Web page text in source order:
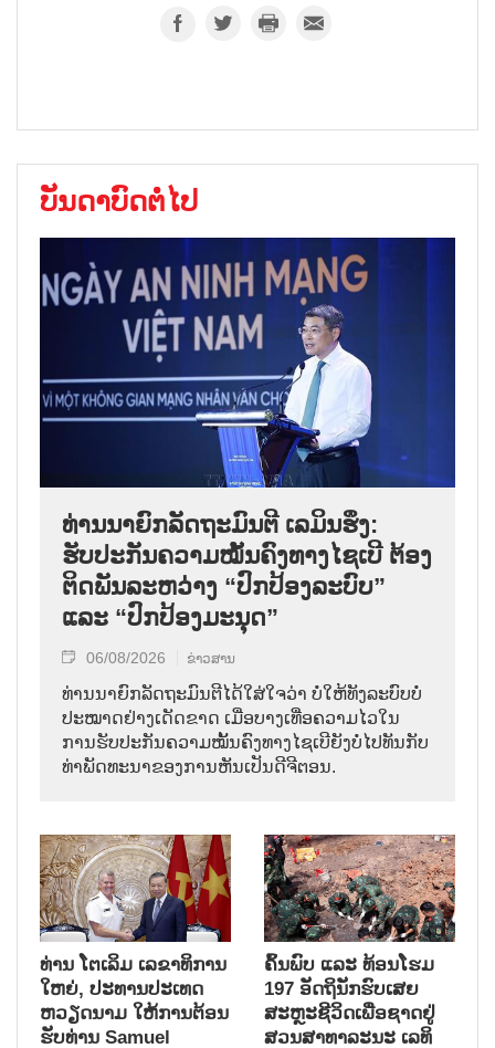
ບັນດາບົດຕໍ່ໄປ
ທ່ານນາຍົກລັດຖະມົນຕີ ເລມິນຮຶງ:
ຮັບປະກັນຄວາມໝັ້ນຄົງທາງໄຊເບີ ຕ້ອງ
ຕິດພັນລະຫວ່າງ “ປົກປ້ອງລະບົບ”
ແລະ “ປົກປ້ອງມະນຸດ”
06/08/2026 ຂ່າວສານ
ທ່ານນາຍົກລັດຖະມົນຕີໄດ້ໃສ່ໃຈວ່າ ບໍ່ໃຫ້ທັງລະບົບບໍ່
ປະໝາດຢ່າງເດັດຂາດ ເມື່ອບາງເທື່ອຄວາມໄວໃນ
ການຮັບປະກັນຄວາມໝັ້ນຄົງທາງໄຊເບີຍັງບໍ່ໄປທັນກັບ
ທ່າພັດທະນາຂອງການຫັນເປັນດີຈີຕອນ.
ທ່ານ ໂຕ​ເລິມ ເລ​ຂາ​ທິ​ການ​
ໃຫຍ່, ປະ​ທານ​ປະ​ເທດ ​
ຫວຽດ​ນາມ ໃຫ້​ການ​ຕ້ອນ​
ຮັບ​ທ່ານ Samuel
ຄົ້ນ​ພົບ ແລະ ທ້ອນ​ໂຮມ
197 ອັດ​ຖິ​ນັກ​ຮົບ​ເສຍ​
ສະຫຼະ​ຊີ​ວິດ​ເພື່ອ​ຊາດ​ຢູ່​
ສວນ​ສາ​ທາ​ລະ​ນະ ເລ​ທິ​